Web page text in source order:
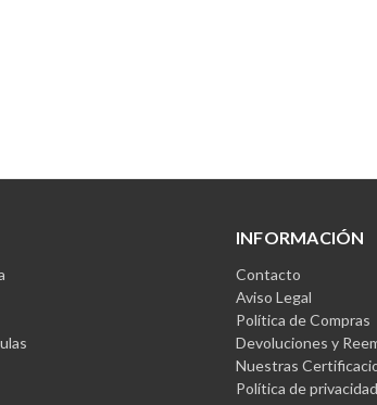
INFORMACIÓN
Contacto
Aviso Legal
Política de Compras
Devoluciones y
Nuestras
Política de